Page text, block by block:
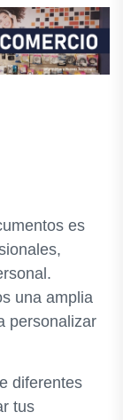
es
una amplia
personalizar
diferentes
tus